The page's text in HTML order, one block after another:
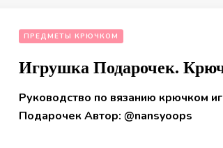
ПРЕДМЕТЫ КРЮЧКОМ
Игрушка Подарочек.
Руководство по вязанию крючком
Подарочек Автор: @nansyoops